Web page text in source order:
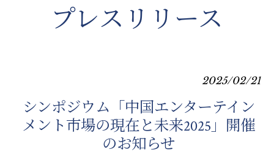
プレスリリース
2025/02/21
シンポジウム「中国エンターテイン
メント市場の現在と未来2025」開催
のお知らせ